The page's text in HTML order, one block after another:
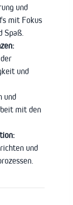
und
mit Fokus
Spaß.
und
und
mit den
und